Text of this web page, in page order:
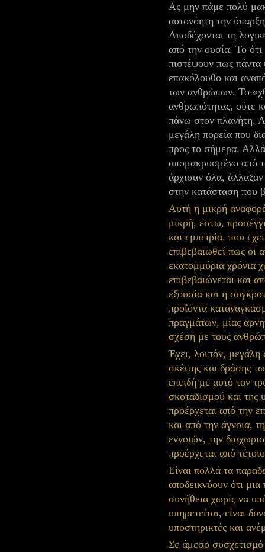
Ας μην πάμε πολύ
αυτονόητη την
Αποδέχονται τη
από την ουσία. Το
πιστέψουν πως πάντα
επακόλουθο και
των ανθρώπων. Το
ανθρωπότητας, ούτε
πάνω στον πλανήτη.
μεγάλη πορεία που
προς το σήμερα.
απομακρυσμένο από
άρχισαν όλα,
στην κατάσταση που
Αυτή η μικρή
μικρή, έστω,
και εμπειρία, που
επιβεβαιωθεί πως οι
εκατομμύρια χρόνια
επιβεβαιώνεται και
εξουσία και η
προϊόντα
πραγμάτων, μιας
σχέση με τους
Έχει, λοιπόν, μεγάλη
σκέψης και δράσης
επειδή με αυτό τον
σκοταδισμού και της
προέρχεται από την
και από την άγνοια,
εννοιών, την
προέρχεται από
Είναι πολλά τα
αποδεικνύουν ότι
συνήθεια χωρίς να
υπηρετείται, είναι
υποστηρικτές και
Σε άμεσο